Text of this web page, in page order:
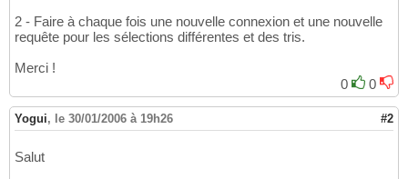
2 - Faire à chaque fois une nouvelle connexion et une nouvelle
requête pour les sélections différentes et des tris.
Merci !
0
0
Yogui, le 30/01/2006 à 19h26 #2
Salut